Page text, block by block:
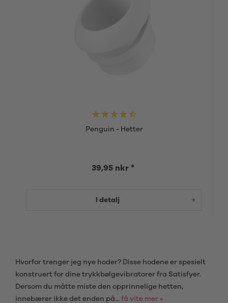
Penguin - Hetter
39,95 nkr *
I detalj
Hvorfor trenger jeg nye hoder? Disse hodene er spesielt
konstruert for dine trykkbølgevibratorer fra Satisfyer.
Dersom du måtte miste den opprinnelige hetten,
innebærer ikke det enden på... få vite mer »